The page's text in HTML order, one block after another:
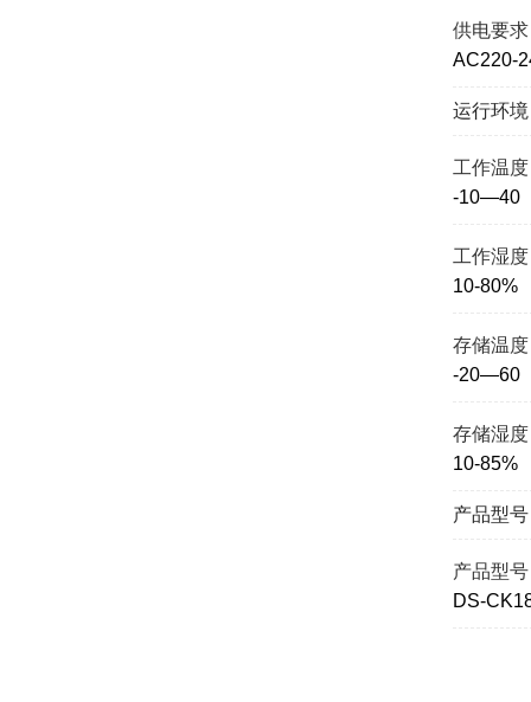
供电要
AC220-
运行环境
工作温
-10—40
工作湿
10-80%
存储温
-20—60
存储湿
10-85%
产品型号
产品型
DS-